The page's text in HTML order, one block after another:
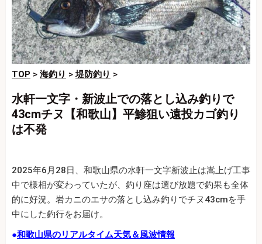
TOP > 海釣り >堤防釣り >
水軒一文字・新波止での落とし込み釣りで
43cmチヌ【和歌山】平鯵狙い遠投カゴ釣り
は不発
2025年6月28日、和歌山県の水軒一文字新波止は嵩上げ工事
中で様相が変わっていたが、釣り座は選び放題で釣果も全体
的に好況。岩カニのエサの落とし込み釣りでチヌ43cmを手
中にした釣行をお届け。
●和歌山県のリアルタイム天気＆風波情報